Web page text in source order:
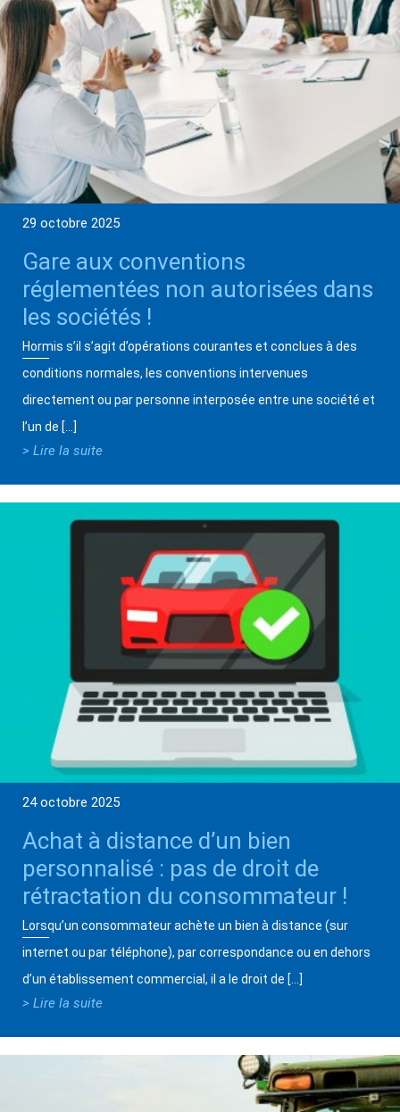
29 octobre 2025
Gare aux conventions
réglementées non autorisées dans
les sociétés !
Hormis s’il s’agit d’opérations courantes et conclues à des
conditions normales, les conventions intervenues
directement ou par personne interposée entre une société et
l’un de […]
> Lire la suite
24 octobre 2025
Achat à distance d’un bien
personnalisé : pas de droit de
rétractation du consommateur !
Lorsqu’un consommateur achète un bien à distance (sur
internet ou par téléphone), par correspondance ou en dehors
d’un établissement commercial, il a le droit de […]
> Lire la suite